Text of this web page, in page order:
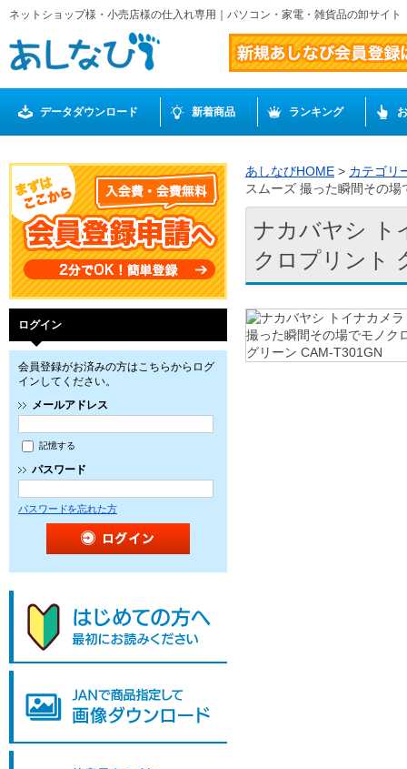
ネットショップ様・小売店様の仕入れ専用｜パソコン・家電・雑貨品の卸サイ
データダウンロード 新着商品 ランキング
ログイン
会員登録がお済みの方はこちらからログ
インしてください。
メールアドレス
記憶する
パスワード
パスワードを忘れた方
あしなびHOME > カテゴリ
スムーズ 撮った瞬間その
ナカバヤシ ト
クロプリント